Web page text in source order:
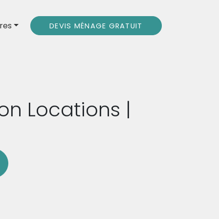
DEVIS MÉNAGE GRATUIT
Locations |